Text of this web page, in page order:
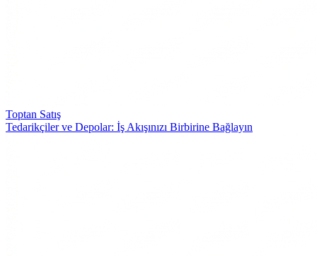
Toptan Satış
Tedarikçiler ve Depolar: İş Akışınızı Birbirine Bağlayın